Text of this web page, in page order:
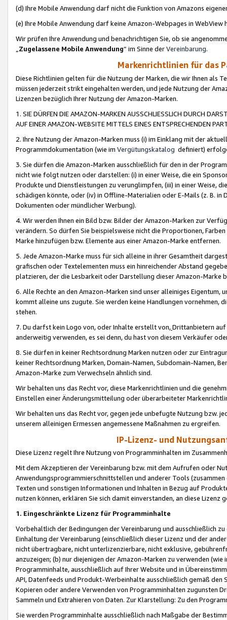
(d) Ihre Mobile Anwendung darf nicht die Funktion von Amazons
(e) Ihre Mobile Anwendung darf keine Amazon-Webpages in WebView
Wir prüfen Ihre Anwendung und benachrichtigen Sie, ob sie
„Zugelassene Mobile Anwendung“ im Sinne derVereinbarung.
Markenrichtlinien für das
Diese Richtlinien gelten für die Nutzung der Marken, die wir Ihnen als
müssen jederzeit strikt eingehalten werden, und jede Nutzung der
Lizenzen bezüglich Ihrer Nutzung der Amazon-Marken.
1. SIE DÜRFEN DIE AMAZON-MARKEN AUSSCHLIESSLICH DURCH
AUF EINER AMAZON-WEBSITE MITTELS EINES ENTSPRECHENDEN
2. Ihre Nutzung der Amazon-Marken muss (i) im Einklang mit der
Programmdokumentation (wie im Vergütungskatalog definiert)
3. Sie dürfen die Amazon-Marken ausschließlich für den in der
nicht wie folgt nutzen oder darstellen: (i) in einer Weise, die ein
Produkte und Dienstleistungen zu verunglimpfen, (iii) in einer Weise,
schädigen könnte, oder (iv) in Offline-Materialien oder E-Mails (z. B. in
Dokumenten oder mündlicher Werbung).
4. Wir werden Ihnen ein Bild bzw. Bilder der Amazon-Marken zur
verändern. So dürfen Sie beispielsweise nicht die Proportionen,
Marke hinzufügen bzw. Elemente aus einer Amazon-Marke entfernen.
5. Jede Amazon-Marke muss für sich alleine in ihrer Gesamtheit
grafischen oder Textelementen muss ein hinreichender Abstand
platzieren, der die Lesbarkeit oder Darstellung dieser Amazon-Marke
6. Alle Rechte an den Amazon-Marken sind unser alleiniges
kommt alleine uns zugute. Sie werden keine Handlungen vornehmen,
stehen.
7. Du darfst kein Logo von, oder Inhalte erstellt von,Drittanbietern auf
anderweitig verwenden, es sei denn, du hast von diesem Verkäufer
8. Sie dürfen in keiner Rechtsordnung Marken nutzen oder zur
keiner Rechtsordnung Marken, Domain-Namen, Subdomain-Namen,
Amazon-Marke zum Verwechseln ähnlich sind.
Wir behalten uns das Recht vor, diese Markenrichtlinien und die
Einstellen einer Änderungsmitteilung oder überarbeiteter
Wir behalten uns das Recht vor, gegen jede unbefugte Nutzung bzw.
unserem alleinigen Ermessen angemessene Maßnahmen zu ergreifen.
IP-Lizenz- und
Diese Lizenz regelt Ihre Nutzung von Programminhalten im
Mit dem Akzeptieren der Vereinbarung bzw. mit dem Aufrufen oder
Anwendungsprogrammierschnittstellen und anderer Tools (zusammen
Texten und sonstigen Informationen und Inhalten in Bezug auf
nutzen können, erklären Sie sich damit einverstanden, an diese Lizenz
1. Eingeschränkte Lizenz für Programminhalte
Vorbehaltlich der Bedingungen der Vereinbarung und ausschließlich
Einhaltung der Vereinbarung (einschließlich dieser Lizenz und der
nicht übertragbare, nicht unterlizenzierbare, nicht exklusive,
anzuzeigen; (b) nur diejenigen der Amazon-Marken zu verwenden
Programminhalte, ausschließlich auf Ihrer Website und in
API, Datenfeeds und Produkt-Werbeinhalte ausschließlich gemäß
Kopieren oder andere Verwenden von Programminhalten zugunsten
Sammeln und Extrahieren von Daten. Zur Klarstellung: Zu den
Sie werden Programminhalte ausschließlich nach Maßgabe der